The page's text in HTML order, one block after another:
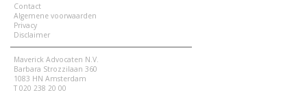
Contact
Algemene voorwaarden
Privacy
Disclaimer
Maverick Advocaten N.V.
Barbara Strozzilaan 360
1083 HN Amsterdam
T 020 238 20 00